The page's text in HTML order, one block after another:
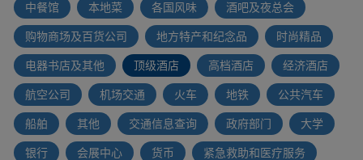
中餐馆 本地菜 各国风味 酒吧及夜总会
购物商场及百货公司 地方特产和纪念品 时尚精品
电器书店及其他 顶级酒店 高档酒店 经济酒店
航空公司 机场交通 火车 地铁 公共汽车
船舶 其他 交通信息查询 政府部门 大学
银行 会展中心 货币 紧急救助和医疗服务